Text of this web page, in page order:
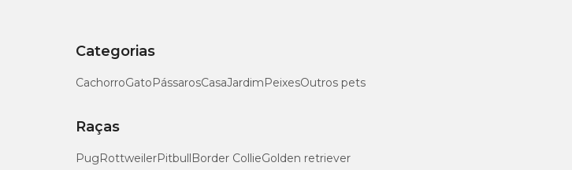
Categorias
CachorroGatoPássarosCasaJardimPeixesOutros pets
Raças
PugRottweilerPitbullBorder CollieGolden retriever